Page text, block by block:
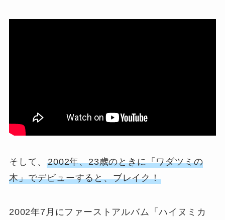
そして、2002年、23歳のときに「ワダツミの
木」でデビューすると、ブレイク！
2002年7月にファーストアルバム「ハイヌミカ